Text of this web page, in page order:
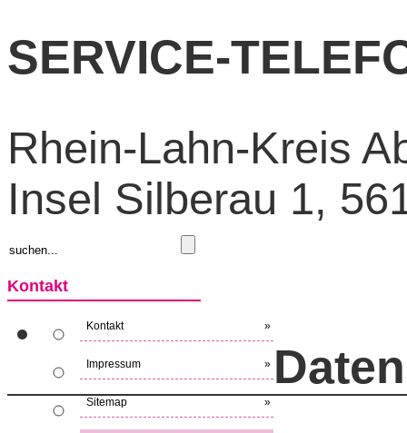
SERVICE-
Rhein-Lahn-Kreis
Insel Silberau 1,
Kontakt
Kontakt »
Impressum »
Sitemap »